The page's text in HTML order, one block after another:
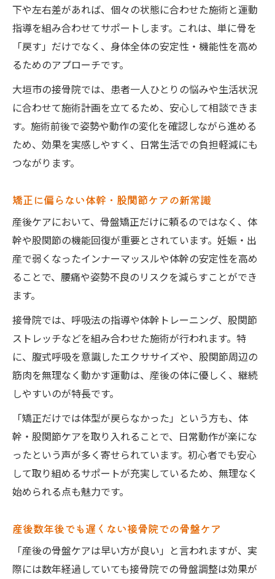
下や左右差があれば、個々の状態に合わせた施術と運動
指導を組み合わせてサポートします。これは、単に骨を
「戻す」だけでなく、身体全体の安定性・機能性を高め
るためのアプローチです。
大垣市の接骨院では、患者一人ひとりの悩みや生活状況
に合わせて施術計画を立てるため、安心して相談できま
す。施術前後で姿勢や動作の変化を確認しながら進める
ため、効果を実感しやすく、日常生活での負担軽減にも
つながります。
矯正に偏らない体幹・股関節ケアの新常識
産後ケアにおいて、骨盤矯正だけに頼るのではなく、体
幹や股関節の機能回復が重要とされています。妊娠・出
産で弱くなったインナーマッスルや体幹の安定性を高め
ることで、腰痛や姿勢不良のリスクを減らすことができ
ます。
接骨院では、呼吸法の指導や体幹トレーニング、股関節
ストレッチなどを組み合わせた施術が行われます。特
に、腹式呼吸を意識したエクササイズや、股関節周辺の
筋肉を無理なく動かす運動は、産後の体に優しく、継続
しやすいのが特長です。
「矯正だけでは体型が戻らなかった」という方も、体
幹・股関節ケアを取り入れることで、日常動作が楽にな
ったという声が多く寄せられています。初心者でも安心
して取り組めるサポートが充実しているため、無理なく
始められる点も魅力です。
産後数年後でも遅くない接骨院での骨盤ケア
「産後の骨盤ケアは早い方が良い」と言われますが、実
際には数年経過していても接骨院での骨盤調整は効果が